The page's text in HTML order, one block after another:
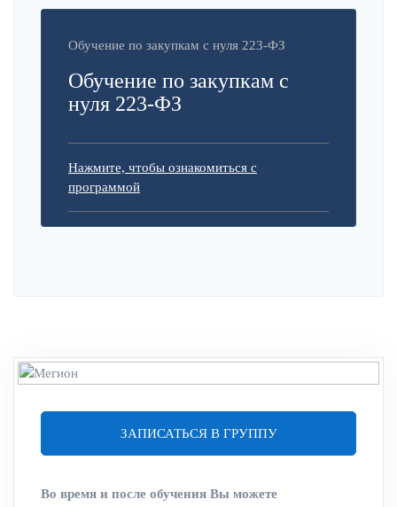
Обучение по закупкам с нуля 223-ФЗ
Обучение по закупкам с
нуля 223-ФЗ
Нажмите, чтобы ознакомиться с
программой
ЗАПИСАТЬСЯ В ГРУППУ
Во время и после обучения Вы можете